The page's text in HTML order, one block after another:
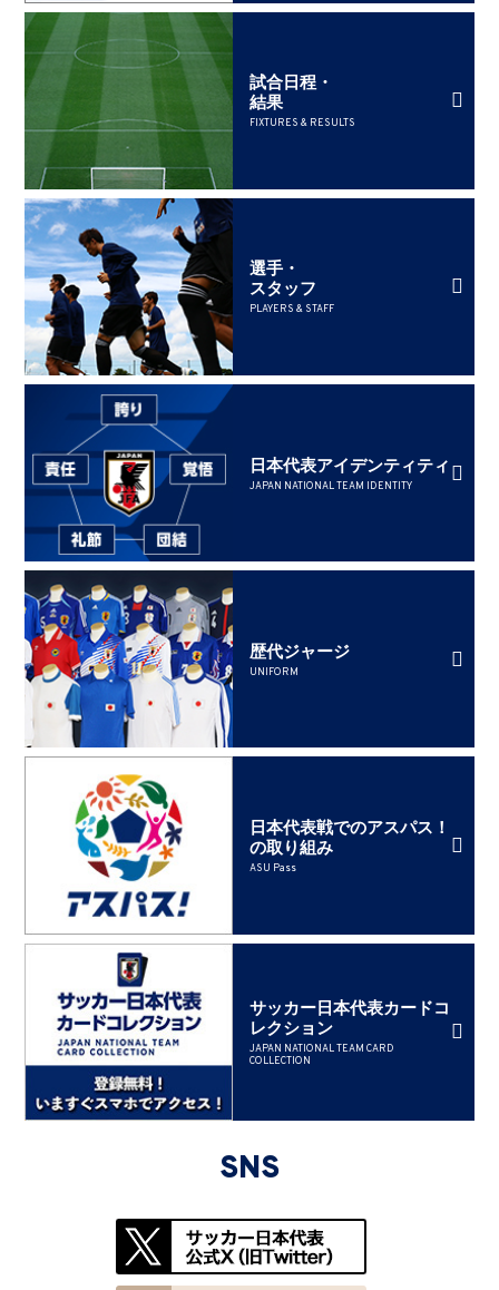
試合日程・
結果
FIXTURES & RESULTS
選手・
スタッフ
PLAYERS & STAFF
日本代表アイデンティティ
JAPAN NATIONAL TEAM IDENTITY
歴代ジャージ
UNIFORM
日本代表戦でのアスパス！
の取り組み
ASU Pass
サッカー日本代表カードコ
レクション
JAPAN NATIONAL TEAM CARD
COLLECTION
SNS